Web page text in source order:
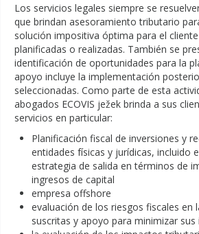
Los servicios legales siempre se
que brindan asesoramiento tributario
solución impositiva óptima para el
planificadas o realizadas. También se
identificación de oportunidades para la
apoyo incluye la implementación
seleccionadas. Como parte de esta
abogados ECOVIS ježek brinda a sus
servicios en particular:
Planificación fiscal de inversiones y
entidades físicas y jurídicas, incluido
estrategia de salida en términos de
ingresos de capital
empresa offshore
evaluación de los riesgos fiscales en
suscritas y apoyo para minimizar